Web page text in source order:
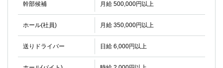
幹部候補 月給 500,000円以上
ホール(社員) 月給 350,000円以上
送りドライバー 日給 6,000円以上
該当求人 0 選択した内容で設定